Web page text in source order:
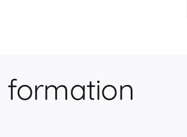
formation